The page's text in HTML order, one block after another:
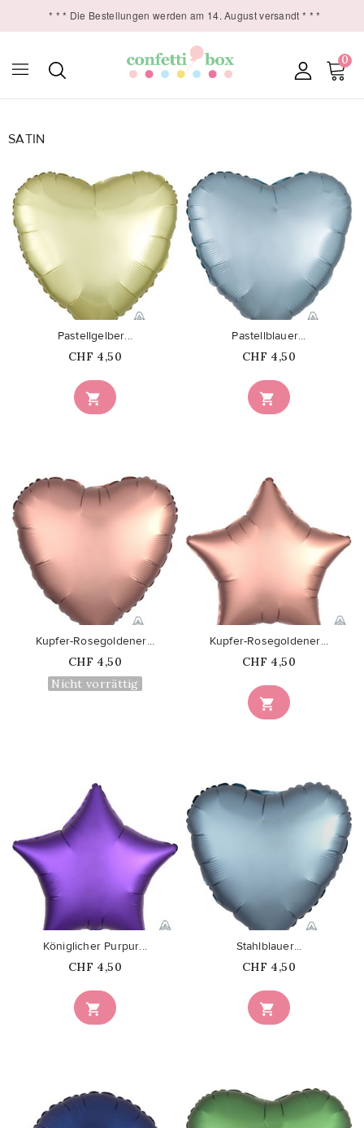
* * * Die Bestellungen werden am 14. August versandt * * *
0

SATIN
favorite_border

Pastellgelber...
Price
CHF 4,50
favorite_border

Pastellblauer...
Price
CHF 4,50
favorite_border
Kupfer-Rosegoldener...
Price
CHF 4,50
Nicht vorrättig

Kupfer-Rosegoldener...
Price
CHF 4,50

Königlicher Purpur...
Price
CHF 4,50
favorite_border

Stahlblauer...
Price
CHF 4,50